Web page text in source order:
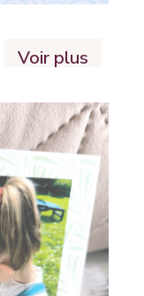
Voir plus